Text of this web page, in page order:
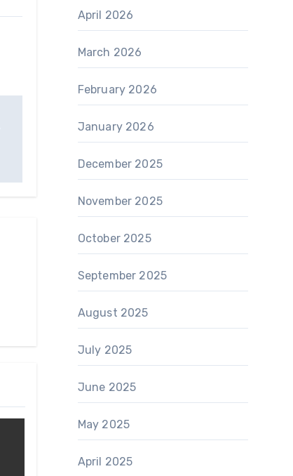
April 2026
March 2026
February 2026
January 2026
December 2025
November 2025
October 2025
September 2025
August 2025
July 2025
June 2025
May 2025
April 2025